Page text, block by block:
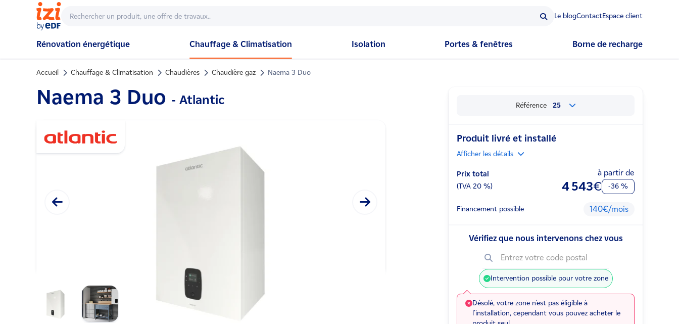
Le blogContactEspace client
Rénovation énergétique Chauffage & Climatisation Isolation Portes & fenêtres Borne de recharge
Accueil Chauffage & Climatisation Chaudières Chaudière gaz Naema 3 Duo
Naema 3 Duo - Atlantic Référence 25
Produit livré et installé
Afficher les détails
Prix total
(TVA 20 %)
à partir de
4 543€ -36 %
Financement possible 140€/mois
Vérifiez que nous intervenons chez vous
Entrez votre code postal
Intervention possible pour votre zone
Désolé, votre zone n'est pas éligible à
l'installation, cependant vous pouvez acheter le